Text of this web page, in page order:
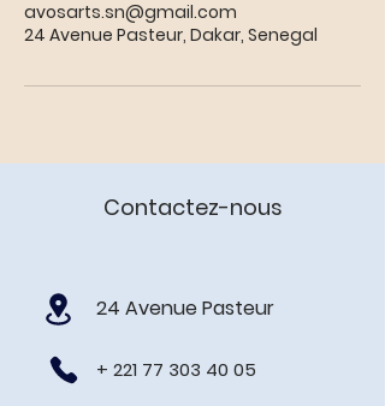
avosarts.sn@gmail.com
24 Avenue Pasteur, Dakar, Senegal
Contactez-nous
24 Avenue Pasteur
+ 221 77 303 40 05